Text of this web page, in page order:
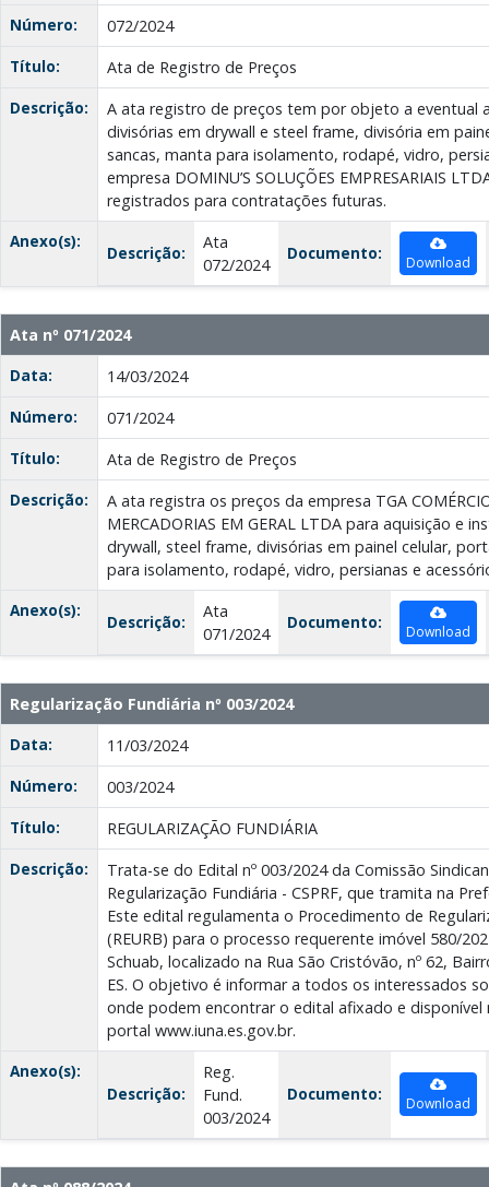
Número:
072/2024
Título:
Ata de Registro de Preços
Descrição:
A ata registro de preços tem por objeto a eventual
divisórias em drywall e steel frame, divisória em
sancas, manta para isolamento, rodapé, vidro,
empresa DOMINU’S SOLUÇÕES EMPRESARIAIS
registrados para contratações futuras.
Anexo(s):
Descrição:
Ata
072/2024
Documento: Download
Ata nº 071/2024
Data:
14/03/2024
Número:
071/2024
Título:
Ata de Registro de Preços
Descrição:
A ata registra os preços da empresa TGA
MERCADORIAS EM GERAL LTDA para aquisição e
drywall, steel frame, divisórias em painel celular,
para isolamento, rodapé, vidro, persianas e
Anexo(s):
Descrição:
Ata
071/2024
Documento: Download
Regularização Fundiária nº 003/2024
Data:
11/03/2024
Número:
003/2024
Título:
REGULARIZAÇÃO FUNDIÁRIA
Descrição:
Trata-se do Edital nº 003/2024 da Comissão
Regularização Fundiária - CSPRF, que tramita na
Este edital regulamenta o Procedimento de
(REURB) para o processo requerente imóvel 580/
Schuab, localizado na Rua São Cristóvão, nº 62,
ES. O objetivo é informar a todos os interessados
onde podem encontrar o edital afixado e
portal www.iuna.es.gov.br.
Anexo(s):
Descrição:
Reg.
Fund.
003/2024
Documento: Download